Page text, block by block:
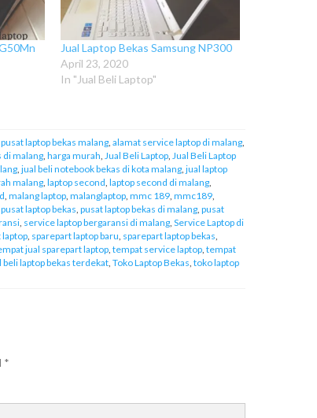
Jual Laptop Bekas Samsung NP300
April 23, 2020
In "Jual Beli Laptop"
laptop bekas malang alamat service laptop di malang
di malang harga murah Jual Beli Laptop Jual Beli Laptop
jual beli notebook bekas di kota malang jual laptop
malang laptop second laptop second di malang
malang laptop malanglaptop mmc 189 mmc189
pusat laptop bekas pusat laptop bekas di malang pusat
service laptop bergaransi di malang Service Laptop di
laptop sparepart laptop baru sparepart laptop bekas
jual sparepart laptop tempat service laptop tempat
beli laptop bekas terdekat Toko Laptop Bekas toko laptop
*